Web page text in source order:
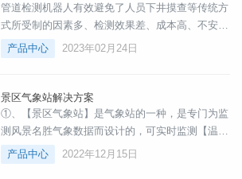
管道检测机器人有效避免了人员下井摸查等传统方
式所受制的因素多、检测效果差、成本高、不安全
等问题。为管网养护、修复、改造设计提供科学的
基础资料。
产品中心 2023年02月24日
景区气象站解决方案
①、【景区气象站】是气象站的一种，是专门为监
测风景名胜气象数据而设计的，可实时监测【温
度】【湿度】【日照时间】【PM2.5空气质量】
【空气负氧离子】等多种气象参数，还可以根据用
产品中心 2022年12月15日